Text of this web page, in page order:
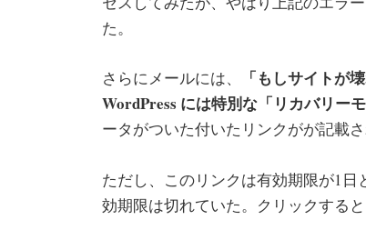
た。
さらにメールには、
「もしサイトが
WordPress には特別な「リカバリー
ータがついた付いたリンクがが記載さ
ただし、このリンクは有効期限が1
効期限は切れていた。クリックする